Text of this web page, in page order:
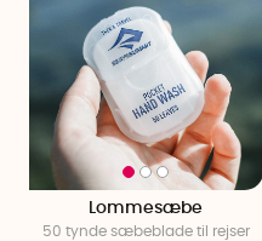
Lommesæbe
50 tynde sæbeblade til rejser